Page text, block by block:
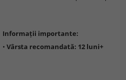
Informații importante:
• Vârsta recomandată: 12 luni+